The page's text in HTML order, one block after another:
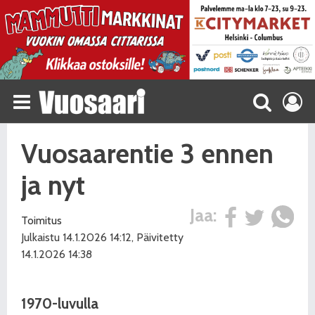
Vuosaarentie 3 ennen
ja nyt
Jaa:
Toimitus
Julkaistu 14.1.2026 14:12, Päivitetty
14.1.2026 14:38
1970-luvulla